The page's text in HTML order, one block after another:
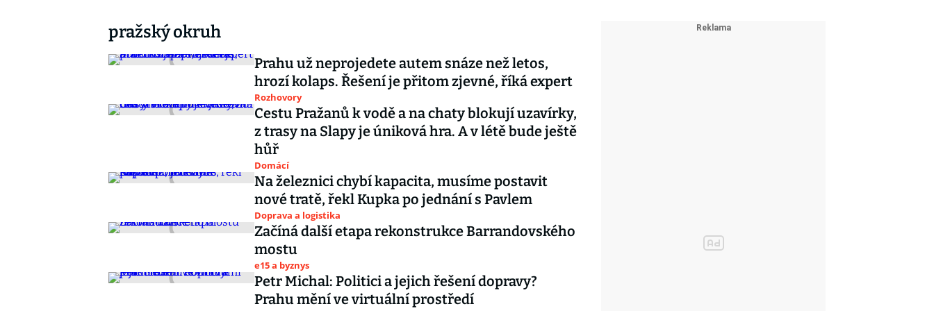
pražský okruh
Prahu už neprojedete autem snáze než letos,
hrozí kolaps. Řešení je přitom zjevné, říká expert
Rozhovory
Cestu Pražanů k vodě a na chaty blokují uzavírky,
z trasy na Slapy je úniková hra. A v létě bude ještě
hůř
Domácí
Na železnici chybí kapacita, musíme postavit
nové tratě, řekl Kupka po jednání s Pavlem
Doprava a logistika
Začíná další etapa rekonstrukce Barrandovského
mostu
e15 a byznys
Petr Michal: Politici a jejich řešení dopravy?
Prahu mění ve virtuální prostředí